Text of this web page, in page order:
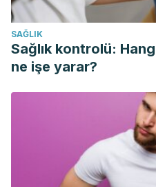
https://
urogenitales/
urogenitales/masa-escrotal-
Sanabria Rojas, Pamela, &
(2015). Síndrome de
dolor pélvico crónico.
129-137. Retrieved May 25,
http://www.scielo.sa.cr/
SAĞLIK
Sağlık kontrolü:
ne işe yarar?